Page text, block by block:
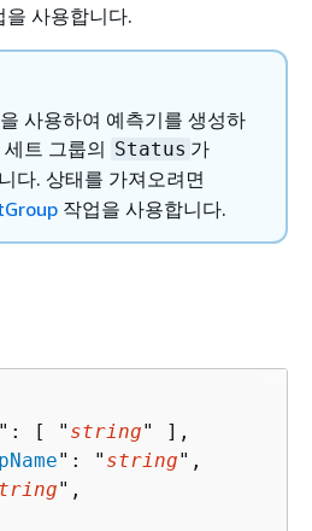
을 사용합니다.
사용하여 예측기를 생성하
트 그룹의 Status 가
다. 상태를 가져오려면
작업을 사용합니다.
": [ " string" ],
": " string",
",